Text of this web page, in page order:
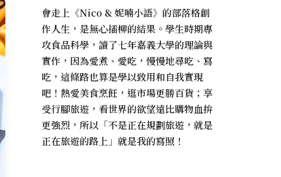
會走上《Nico & 妮喃小語》的部落格創
作人生，是無心插柳的結果。學生時期專
攻食品科學，讀了七年嘉義大學的理論與
實作，因為愛煮、愛吃，慢慢地尋吃、寫
吃，這條路也算是學以致用和自我實現
吧！熱愛美食烹飪，逛市場更勝百貨；享
受行腳旅遊，看世界的欲望遠比購物血拚
更強烈，所以「不是正在規劃旅遊，就是
正在旅遊的路上」就是我的寫照！